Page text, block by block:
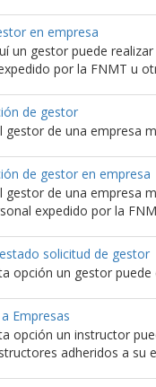
en empresa
un gestor puede
por la FNMT u
de gestor
gestor de una empresa
de gestor en empresa
gestor de una empresa
expedido por la
solicitud de gestor
opción un gestor
Empresas
opción un instructor
adheridos a su